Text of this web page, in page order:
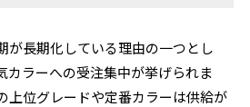
が長期化している理由の一つとし
カラーへの受注集中が挙げられま
上位グレードや定番カラーは供給が